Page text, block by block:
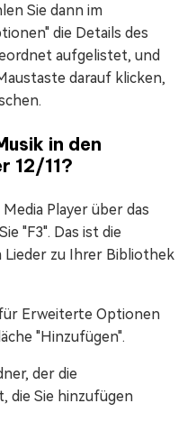
Sie dann im
die Details des
aufgelistet, und
darauf klicken,
in den
12/11?
Player über das
"F3". Das ist die
zu Ihrer Bibliothek
Erweiterte Optionen
"Hinzufügen".
der die
die Sie hinzufügen